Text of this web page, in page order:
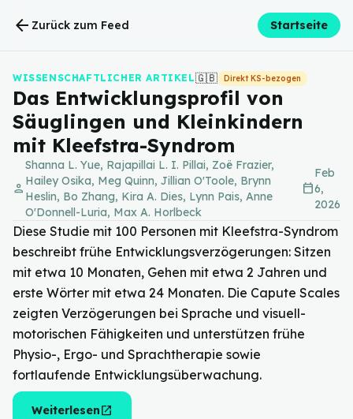
arrow_back Zurück zum Feed Startseite
WISSENSCHAFTLICHER ARTIKEL🇬🇧 Direkt KS-bezogen
Das Entwicklungsprofil von
Säuglingen und Kleinkindern
mit Kleefstra-Syndrom
person
Shanna L. Yue, Rajapillai L. I. Pillai, Zoë Frazier,
Hailey Osika, Meg Quinn, Jillian O'Toole, Brynn
Heslin, Bo Zhang, Kira A. Dies, Lynn Pais, Anne
O'Donnell-Luria, Max A. Horlbeck
calendar_today
Feb
6,
2026
Diese Studie mit 100 Personen mit Kleefstra-Syndrom
beschreibt frühe Entwicklungsverzögerungen: Sitzen
mit etwa 10 Monaten, Gehen mit etwa 2 Jahren und
erste Wörter mit etwa 24 Monaten. Die Capute Scales
zeigten Verzögerungen bei Sprache und visuell-
motorischen Fähigkeiten und unterstützen frühe
Physio-, Ergo- und Sprachtherapie sowie
fortlaufende Entwicklungsüberwachung.
Weiterlesenopen_in_new